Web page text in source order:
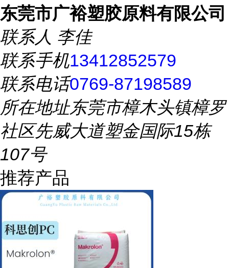
东莞市广裕塑胶原料有限公司
联系人 李佳
联系手机13412852579
联系电话0769-87198589
所在地址东莞市樟木头镇樟罗
社区先威大道塑金国际15栋
107号
推荐产品